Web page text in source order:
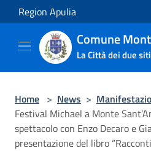
Salta al contenuto principale
Region Apulia
Comune
La Città dei due siti
Home > News >
Festival Michael a Monte
spettacolo con Enzo Decaro e
presentazione del libro